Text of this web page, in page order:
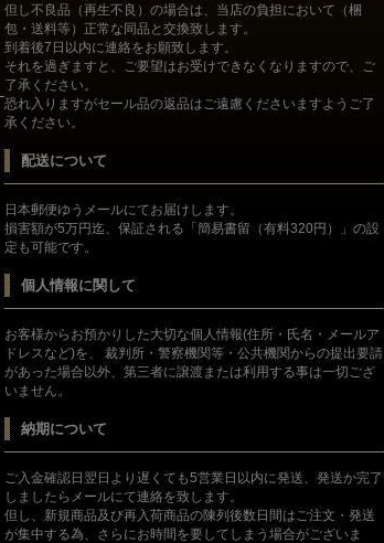
但し不良品（再生不良）の場合は、当店の負担において（梱
包・送料等）正常な同品と交換致します。
到着後7日以内に連絡をお願致します。
それを過ぎますと、ご要望はお受けできなくなりますので、ご
了承ください。
恐れ入りますがセール品の返品はご遠慮くださいますようご了
承ください。
配送について
日本郵便ゆうメールにてお届けします。
損害額が5万円迄、保証される「簡易書留（有料320円）」の設
定も可能です。
個人情報に関して
お客様からお預かりした大切な個人情報(住所・氏名・メールア
ドレスなど)を、 裁判所・警察機関等・公共機関からの提出要請
があった場合以外、第三者に譲渡または利用する事は一切ござ
いません。
納期について
ご入金確認日翌日より遅くても5営業日以内に発送、発送か完了
しましたらメールにて連絡を致します。
但し、新規商品及び再入荷商品の陳列後数日間はご注文・発送
が集中する為、さらにお時間を要してしまう場合がございま